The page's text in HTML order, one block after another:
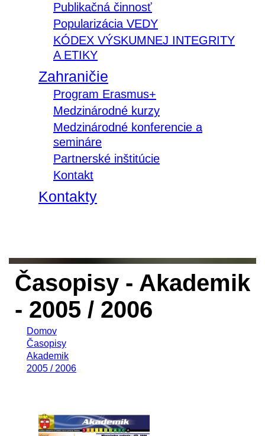
Publikačná činnosť
Popularizácia VEDY
KÓDEX VÝSKUMNEJ INTEGRITY
A ETIKY
Zahraničie
Program Erasmus+
Medzinárodné kurzy
Medzinárodné konferencie a
semináre
Partnerské inštitúcie
Kontakt
Kontakty
Časopisy - Akademik
- 2005 / 2006
Domov
Časopisy
Akademik
2005 / 2006